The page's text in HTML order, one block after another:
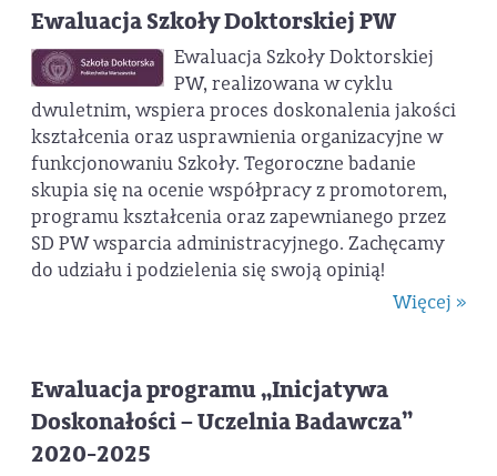
Ewaluacja Szkoły Doktorskiej PW
Ewaluacja Szkoły Doktorskiej
PW, realizowana w cyklu
dwuletnim, wspiera proces doskonalenia jakości
kształcenia oraz usprawnienia organizacyjne w
funkcjonowaniu Szkoły. Tegoroczne badanie
skupia się na ocenie współpracy z promotorem,
programu kształcenia oraz zapewnianego przez
SD PW wsparcia administracyjnego. Zachęcamy
do udziału i podzielenia się swoją opinią!
Więcej »
Ewaluacja programu „Inicjatywa
Doskonałości – Uczelnia Badawcza”
2020-2025